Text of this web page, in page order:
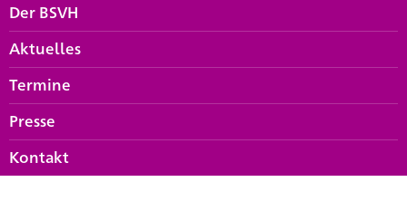
Der BSVH
Aktuelles
Termine
Presse
Kontakt